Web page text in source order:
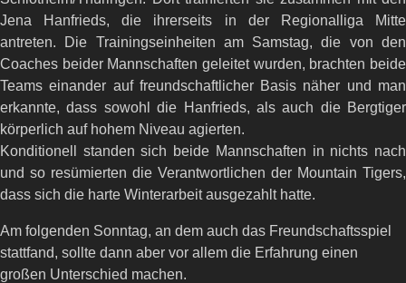
Jena Hanfrieds, die ihrerseits in der Regionalliga Mitte
antreten. Die Trainingseinheiten am Samstag, die von den
Coaches beider Mannschaften geleitet wurden, brachten beide
Teams einander auf freundschaftlicher Basis näher und man
erkannte, dass sowohl die Hanfrieds, als auch die Bergtiger
körperlich auf hohem Niveau agierten.
Konditionell standen sich beide Mannschaften in nichts nach
und so resümierten die Verantwortlichen der Mountain Tigers,
dass sich die harte Winterarbeit ausgezahlt hatte.
Am folgenden Sonntag, an dem auch das Freundschaftsspiel
stattfand, sollte dann aber vor allem die Erfahrung einen
großen Unterschied machen.